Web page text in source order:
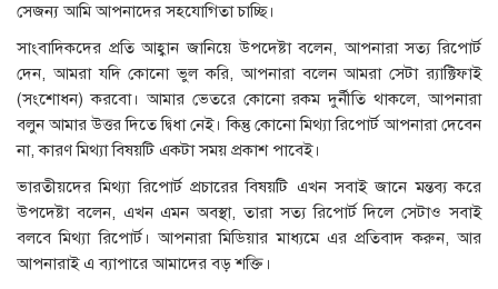
সেজন্য আমি আপনাদের সহযোগিতা চাচ্ছি।
সাংবাদিকদের প্রতি আহ্বান জানিয়ে উপদেষ্টা বলেন, আপনারা সত্য রিপোর্ট
দেন, আমরা যদি কোনো ভুল করি, আপনারা বলেন আমরা সেটা র‌্যাক্টিফাই
(সংশোধন) করবো। আমার ভেতরে কোনো রকম দুর্নীতি থাকলে, আপনারা
বলুন আমার উত্তর দিতে দ্বিধা নেই। কিন্তু কোনো মিথ্যা রিপোর্ট আপনারা দেবেন
না, কারণ মিথ্যা বিষয়টি একটা সময় প্রকাশ পাবেই।
ভারতীয়দের মিথ্যা রিপোর্ট প্রচারের বিষয়টি এখন সবাই জানে মন্তব্য করে
উপদেষ্টা বলেন, এখন এমন অবস্থা, তারা সত্য রিপোর্ট দিলে সেটাও সবাই
বলবে মিথ্যা রিপোর্ট। আপনারা মিডিয়ার মাধ্যমে এর প্রতিবাদ করুন, আর
আপনারাই এ ব্যাপারে আমাদের বড় শক্তি।